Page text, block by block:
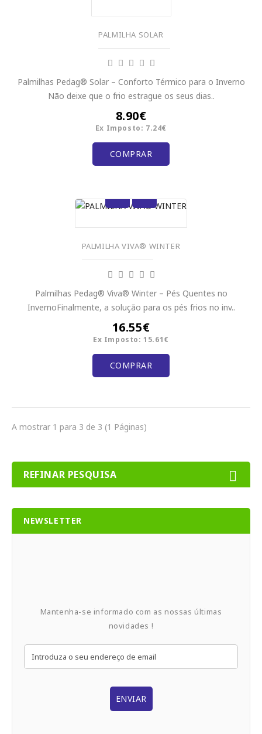
PALMILHA SOLAR
Palmilhas Pedag® Solar – Conforto Térmico para o Inverno
Não deixe que o frio estrague os seus dias..
8.90€
Ex Imposto: 7.24€
COMPRAR
PALMILHA VIVA® WINTER
Palmilhas Pedag® Viva® Winter – Pés Quentes no
InvernoFinalmente, a solução para os pés frios no inv..
16.55€
Ex Imposto: 15.61€
COMPRAR
A mostrar 1 para 3 de 3 (1 Páginas)
REFINAR PESQUISA
NEWSLETTER
Mantenha-se informado com as nossas últimas
novidades !
ENVIAR